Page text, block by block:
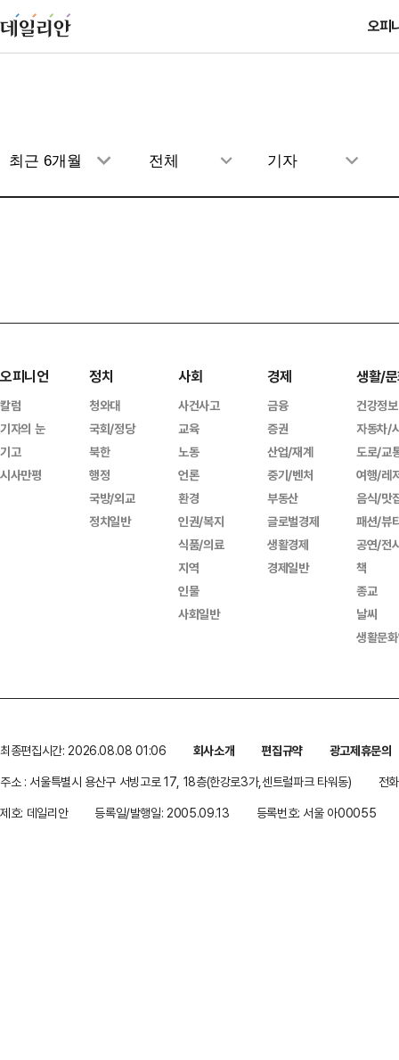
오피
오피니언
칼럼
기자의 눈
기고
시사만평
정치
청와대
국회/정당
북한
행정
국방/외교
정치일반
사회
사건사고
교육
노동
언론
환경
인권/복지
식품/의료
지역
인물
사회일반
경제
금융
증권
산업/재계
중기/벤처
부동산
글로벌경제
생활경제
경제일반
생활/
건강정보
자동차/
도로/교
여행/레
음식/맛
패션/뷰
공연/전
책
종교
날씨
생활문
최종편집시간: 2026.08.08 01:06 회사소개 편집규약
광고제휴문의
주소 : 서울특별시 용산구 서빙고로 17, 18층(한강로3가,센트럴파크 타워동)
전
제호: 데일리안
등록일/발행일: 2005.09.13 등록번호: 서울 아00055